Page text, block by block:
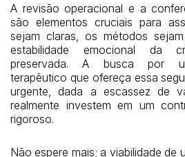
A revisão operacional e a
são elementos cruciais para
sejam claras, os métodos
estabilidade emocional da
preservada. A busca por
terapêutico que ofereça essa
urgente, dada a escassez de
realmente investem em um
rigoroso.
Não espere mais; a viabilidade de